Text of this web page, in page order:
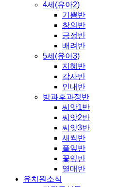
4세(유아2)
기쁨반
창의반
긍정반
배려반
5세(유아3)
지혜반
감사반
인내반
방과후과정반
씨앗1반
씨앗2반
씨앗3반
새싹반
풀잎반
꽃잎반
열매반
유치원소식